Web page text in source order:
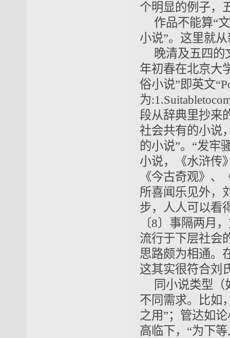
个明显的例子，
作品不能算“
小说”。这里就
晚清及五四的
年初春在北京大
俗小说”即英文
为
段从辞典里抄来
社会共有的小说
的小说”。“发牢
小说，《水浒传
《今古奇观》
所喜闻乐见外，
步，人人可以看
〔8〕事隔两月
流行于下层社会
思路颇为相通。
这其实很符合刘
同小说类型
不同需求。比如
之用”；管达如
高临下，“为下